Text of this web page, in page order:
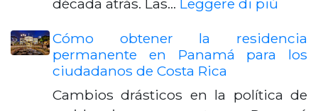
década atrás. Las… Leggere di piú
Cómo obtener la residencia
permanente en Panamá para los
ciudadanos de Costa Rica
Cambios drásticos en la política de